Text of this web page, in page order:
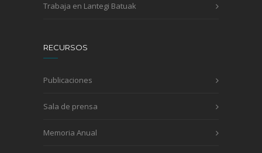
Trabaja en Lantegi Batuak
RECURSOS
Publicaciones
Sala de prensa
Memoria Anual